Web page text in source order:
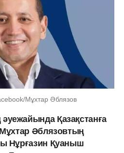
Мұхтар Әблязов
Қазақстанға
Әблязовтың
Нұрғазин Қуаныш